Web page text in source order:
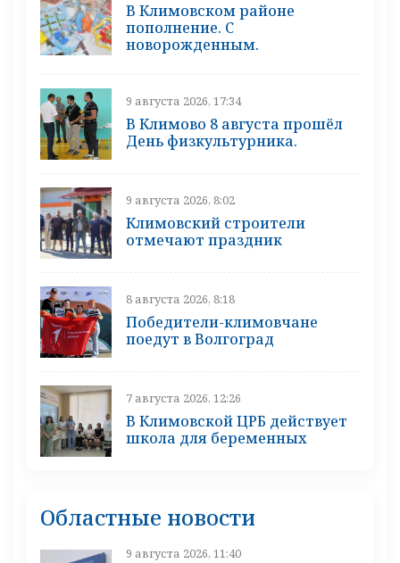
В Климовском районе
пополнение. С
новорожденным.
9 августа 2026, 17:34
В Климово 8 августа прошёл
День физкультурника.
9 августа 2026, 8:02
Климовский строители
отмечают праздник
8 августа 2026, 8:18
Победители-климовчане
поедут в Волгоград
7 августа 2026, 12:26
В Климовской ЦРБ действует
школа для беременных
Областные новости
9 августа 2026, 11:40